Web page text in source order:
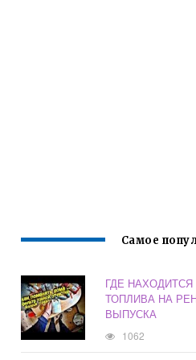
Самое
ГДЕ
ТОПЛИВА НА
ВЫПУСКА
1062